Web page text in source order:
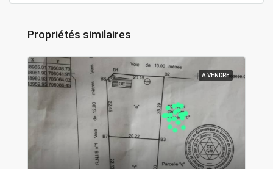
Propriétés similaires
A VENDRE